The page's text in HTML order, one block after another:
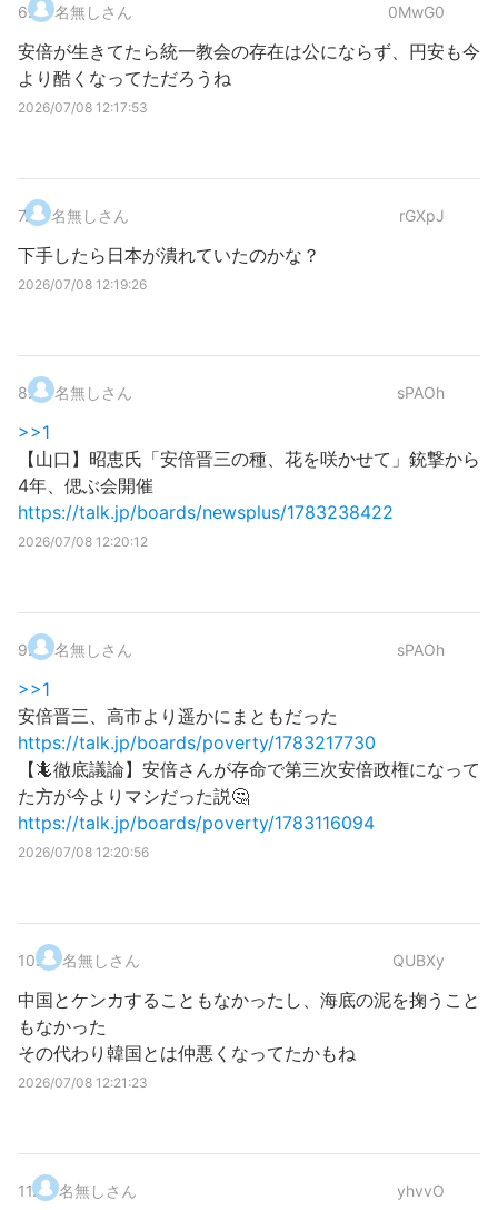
6. 名無しさん 0MwG0
安倍が生きてたら統一教会の存在は公にならず、円安も今
より酷くなってただろうね
2026/07/08 12:17:53
7. 名無しさん rGXpJ
下手したら日本が潰れていたのかな？
2026/07/08 12:19:26
8. 名無しさん sPAOh
>>1
【山口】昭恵氏「安倍晋三の種、花を咲かせて」銃撃から
4年、偲ぶ会開催
https://talk.jp/boards/newsplus/1783238422
2026/07/08 12:20:12
9. 名無しさん sPAOh
>>1
安倍晋三、高市より遥かにまともだった
https://talk.jp/boards/poverty/1783217730
【🦎徹底議論】安倍さんが存命で第三次安倍政権になって
た方が今よりマシだった説🤔
https://talk.jp/boards/poverty/1783116094
2026/07/08 12:20:56
10. 名無しさん QUBXy
中国とケンカすることもなかったし、海底の泥を掬うこと
もなかった
その代わり韓国とは仲悪くなってたかもね
2026/07/08 12:21:23
11. 名無しさん yhvvO